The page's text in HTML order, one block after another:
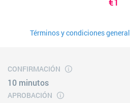
Términos y condiciones
CONFIRMACIÓN
10 minutos
APROBACIÓN